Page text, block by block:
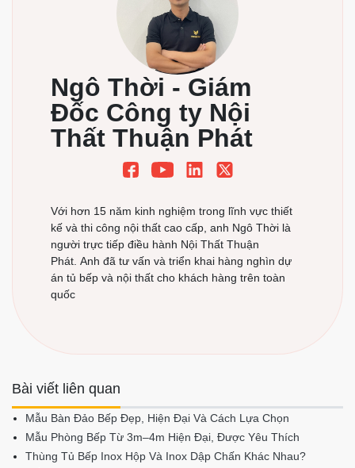
Ngô Thời - Giám
Đốc Công ty Nội
Thất Thuận Phát
Với hơn 15 năm kinh nghiệm trong lĩnh vực thiết
kế và thi công nội thất cao cấp, anh Ngô Thời là
người trực tiếp điều hành Nội Thất Thuận
Phát. Anh đã tư vấn và triển khai hàng nghìn dự
án tủ bếp và nội thất cho khách hàng trên toàn
quốc
Bài viết liên quan
Mẫu Bàn Đảo Bếp Đẹp, Hiện Đại Và Cách Lựa Chọn
Mẫu Phòng Bếp Từ 3m–4m Hiện Đại, Được Yêu Thích
Thùng Tủ Bếp Inox Hộp Và Inox Dập Chấn Khác Nhau?